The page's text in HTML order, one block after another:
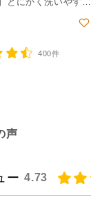
卓上鍋/のせるだけ
400件
声
ー 4.73